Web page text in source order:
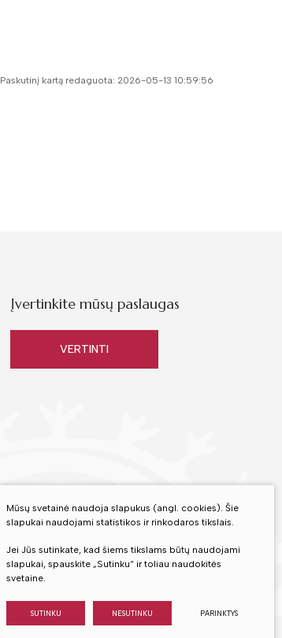
Paskutinį kartą redaguota: 2026-05-13 10:59:56
Įvertinkite mūsų paslaugas
VERTINTI
Mūsų svetainė naudoja slapukus (angl. cookies). Šie
slapukai naudojami statistikos ir rinkodaros tikslais.
Jei Jūs sutinkate, kad šiems tikslams būtų naudojami
slapukai, spauskite „Sutinku“ ir toliau naudokitės
svetaine.
SUTINKU NESUTINKU PARINKTYS